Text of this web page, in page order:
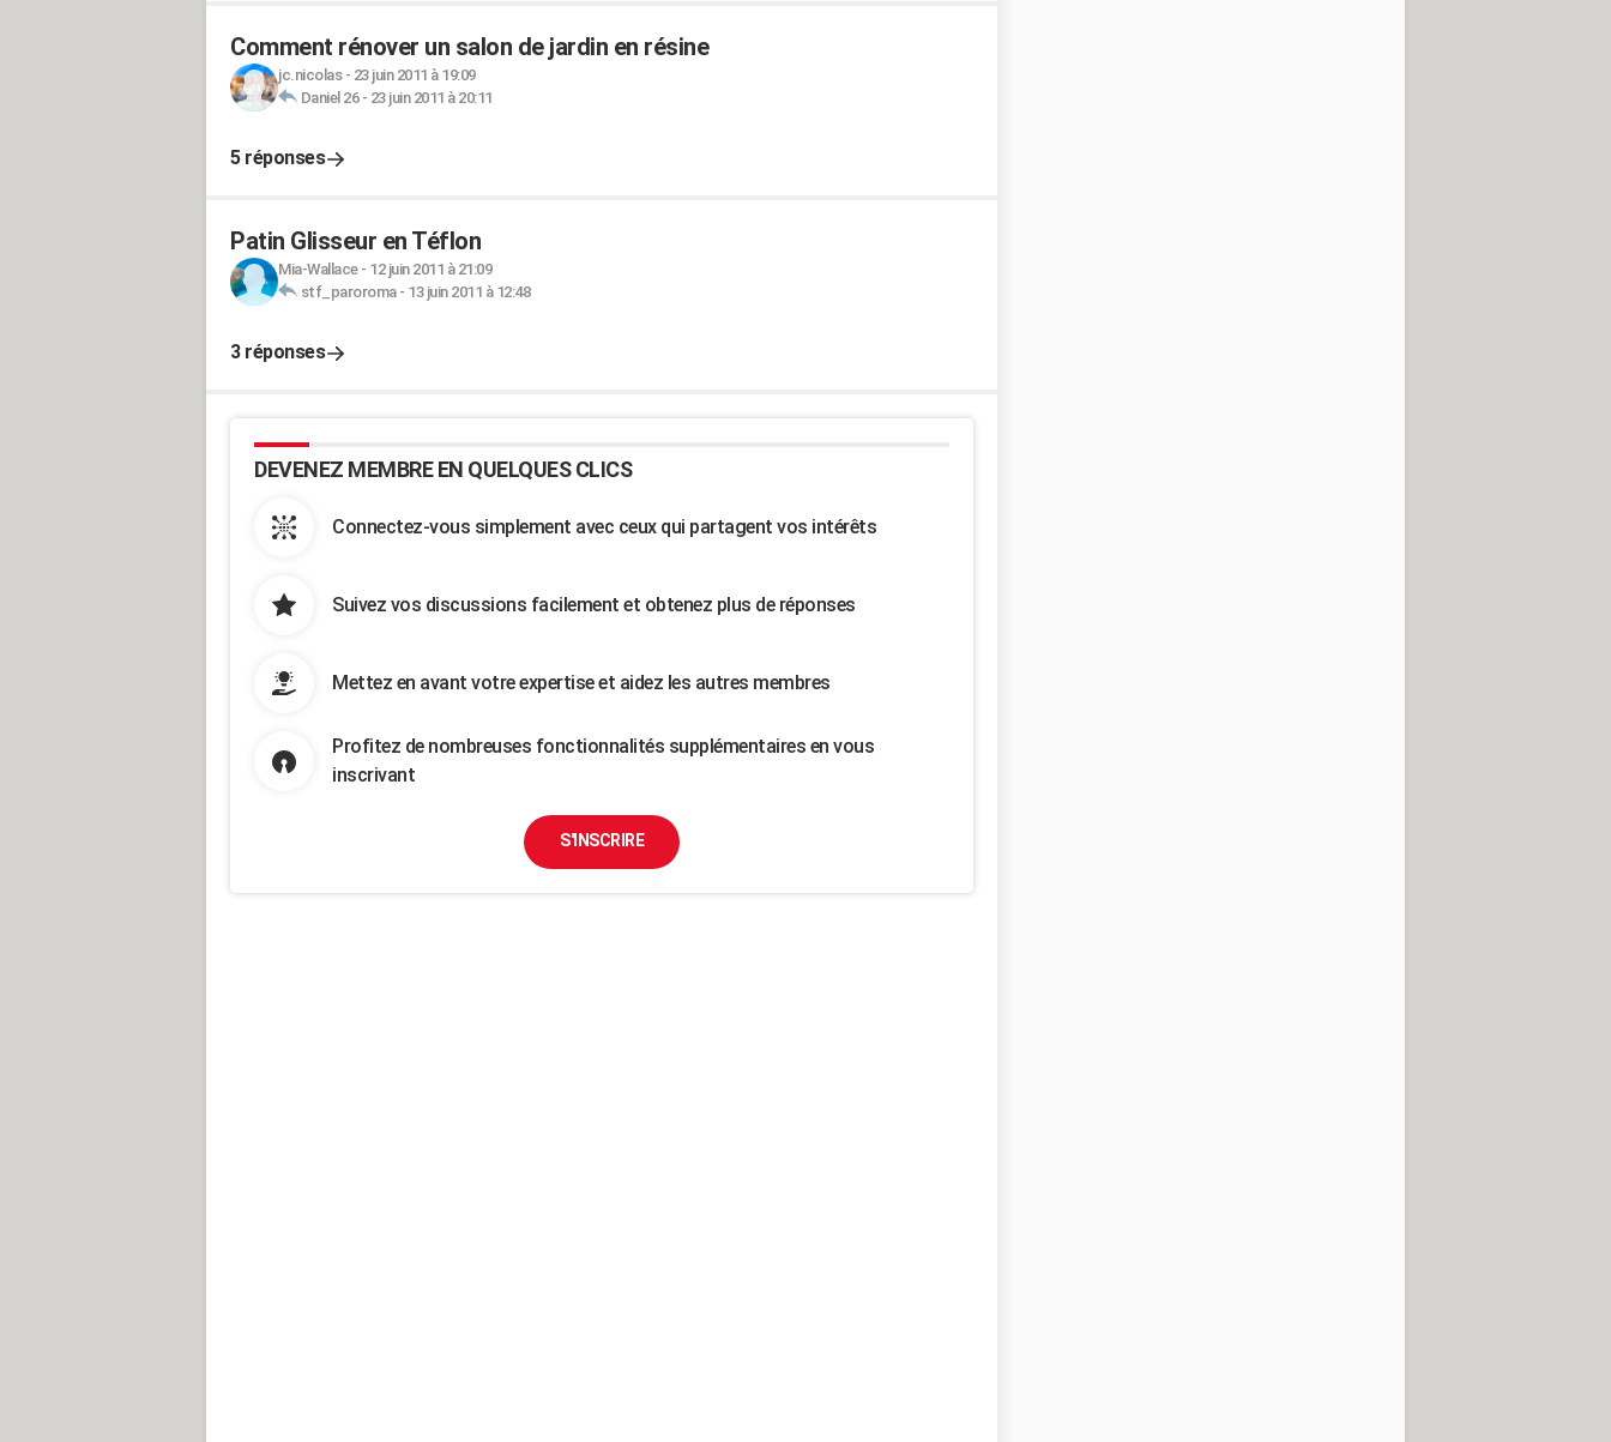
Comment rénover un salon de jardin en résine
jc.nicolas- 23 juin 2011 à 19:09
Daniel 26- 23 juin 2011 à 20:11
5 réponses
Patin Glisseur en Téflon
Mia-Wallace- 12 juin 2011 à 21:09
stf_paroroma- 13 juin 2011 à 12:48
3 réponses
DEVENEZ MEMBRE EN QUELQUES CLICS
Connectez-vous simplement avec ceux qui partagent vos intérêts
Suivez vos discussions facilement et obtenez plus de réponses
Mettez en avant votre expertise et aidez les autres membres
Profitez de nombreuses fonctionnalités supplémentaires en vous
inscrivant
S'INSCRIRE